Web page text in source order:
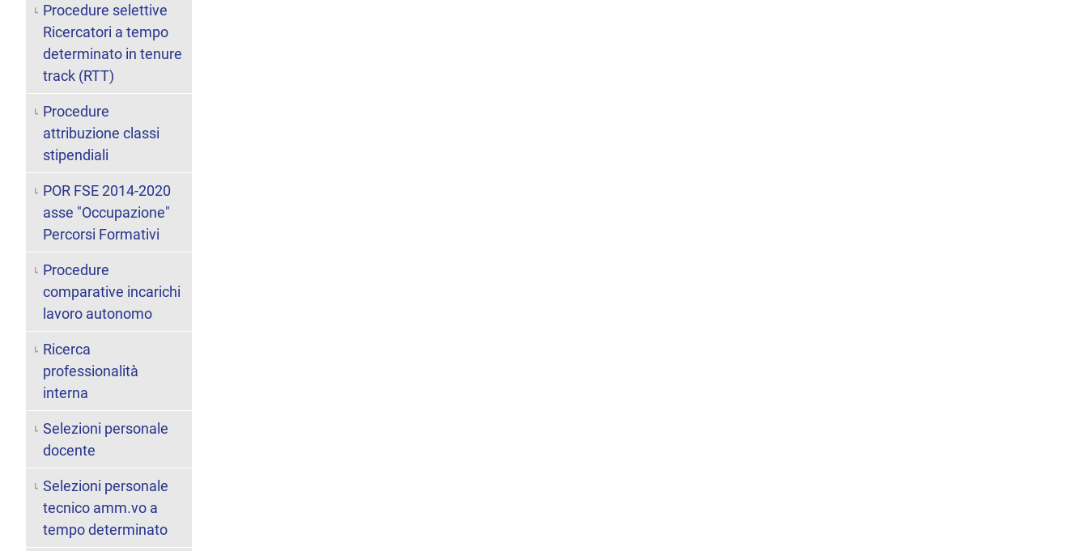
Procedure selettive
Ricercatori a tempo
determinato in tenure
track (RTT)
Procedure
attribuzione classi
stipendiali
POR FSE 2014-2020
asse "Occupazione"
Percorsi Formativi
Procedure
comparative incarichi
lavoro autonomo
Ricerca
professionalità
interna
Selezioni personale
docente
Selezioni personale
tecnico amm.vo a
tempo determinato